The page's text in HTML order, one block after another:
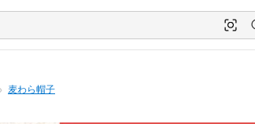
麦わら帽子